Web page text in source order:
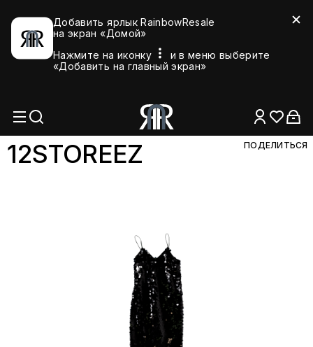
Добавить ярлык RainbowResale
на экран «Домой»
Нажмите на иконку
и в меню выберите
«Добавить на главный экран»
12STOREEZ ПОДЕЛИТЬСЯ